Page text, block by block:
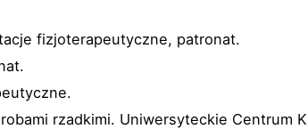
fizjoterapeutyczne, patronat.
rzadkimi. Uniwersyteckie Centrum